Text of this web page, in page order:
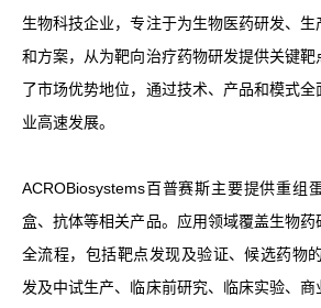
生物科技企业，专注于为生物医药研发、
和方案，从为靶向治疗药物研发提供关键
了市场优势地位，通过技术、产品和模式
业高速发展。
ACROBiosystems百普赛斯主要提供重组
盒、抗体等相关产品。应用领域覆盖生物药
全流程，包括靶点发现及验证、候选药物
发及中试生产、临床前研究、临床实验、